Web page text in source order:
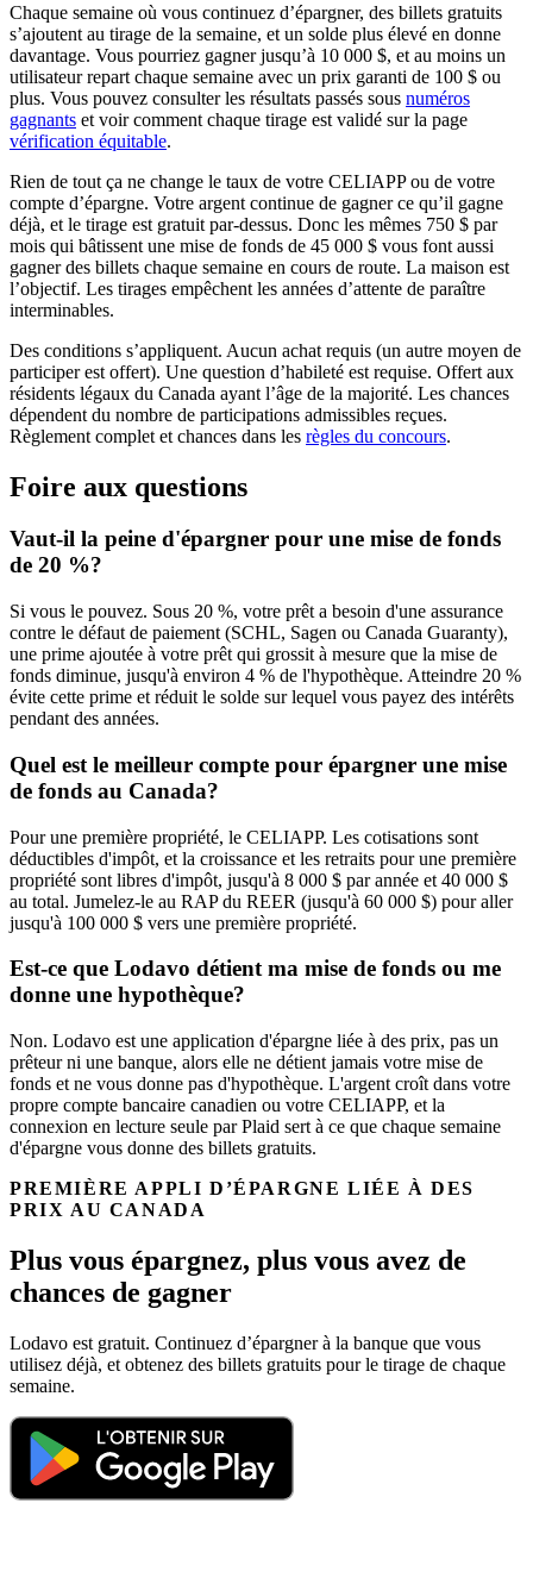
Chaque semaine où vous continuez d’épargner, des billets gratuits
s’ajoutent au tirage de la semaine, et un solde plus élevé en donne
davantage. Vous pourriez gagner jusqu’à 10 000 $, et au moins un
utilisateur repart chaque semaine avec un prix garanti de 100 $ ou
plus. Vous pouvez consulter les résultats passés sous numéros
gagnants et voir comment chaque tirage est validé sur la page
vérification équitable.
Rien de tout ça ne change le taux de votre CELIAPP ou de votre
compte d’épargne. Votre argent continue de gagner ce qu’il gagne
déjà, et le tirage est gratuit par-dessus. Donc les mêmes 750 $ par
mois qui bâtissent une mise de fonds de 45 000 $ vous font aussi
gagner des billets chaque semaine en cours de route. La maison est
l’objectif. Les tirages empêchent les années d’attente de paraître
interminables.
Des conditions s’appliquent. Aucun achat requis (un autre moyen de
participer est offert). Une question d’habileté est requise. Offert aux
résidents légaux du Canada ayant l’âge de la majorité. Les chances
dépendent du nombre de participations admissibles reçues.
Règlement complet et chances dans les règles du concours.
Foire aux questions
Vaut-il la peine d'épargner pour une mise de fonds
de 20 %?
Si vous le pouvez. Sous 20 %, votre prêt a besoin d'une assurance
contre le défaut de paiement (SCHL, Sagen ou Canada Guaranty),
une prime ajoutée à votre prêt qui grossit à mesure que la mise de
fonds diminue, jusqu'à environ 4 % de l'hypothèque. Atteindre 20 %
évite cette prime et réduit le solde sur lequel vous payez des intérêts
pendant des années.
Quel est le meilleur compte pour épargner une mise
de fonds au Canada?
Pour une première propriété, le CELIAPP. Les cotisations sont
déductibles d'impôt, et la croissance et les retraits pour une première
propriété sont libres d'impôt, jusqu'à 8 000 $ par année et 40 000 $
au total. Jumelez-le au RAP du REER (jusqu'à 60 000 $) pour aller
jusqu'à 100 000 $ vers une première propriété.
Est-ce que Lodavo détient ma mise de fonds ou me
donne une hypothèque?
Non. Lodavo est une application d'épargne liée à des prix, pas un
prêteur ni une banque, alors elle ne détient jamais votre mise de
fonds et ne vous donne pas d'hypothèque. L'argent croît dans votre
propre compte bancaire canadien ou votre CELIAPP, et la
connexion en lecture seule par Plaid sert à ce que chaque semaine
d'épargne vous donne des billets gratuits.
PREMIÈRE APPLI D’ÉPARGNE LIÉE À DES
PRIX AU CANADA
Plus vous épargnez, plus vous avez de
chances de gagner
Lodavo est gratuit. Continuez d’épargner à la banque que vous
utilisez déjà, et obtenez des billets gratuits pour le tirage de chaque
semaine.